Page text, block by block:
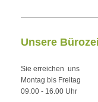
Unsere
Sie erreichen uns
Montag bis Freitag
09.00 - 16.00 Uhr